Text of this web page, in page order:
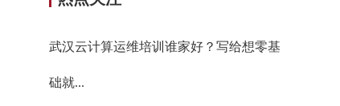
武汉云计算运维培训谁家好？写给想零基
础就...